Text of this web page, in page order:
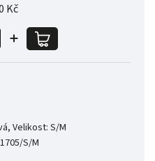
Kč
Velikost: S/M
S/M